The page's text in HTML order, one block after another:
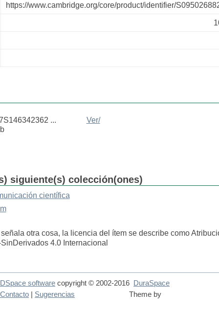
https://www.cambridge.org/core/product/identifier/
...
Ver/
siguiente(s) colección(ones)
científica
otra cosa, la licencia del ítem se describe como
4.0 Internacional
DSpace software copyright © 2002-2016 DuraSpace
Theme by
Contacto | Sugerencias